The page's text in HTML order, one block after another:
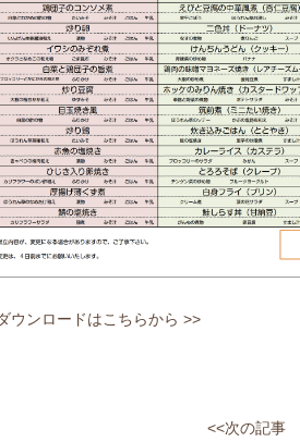
ウンロードはこちらから >>
<<次の記事